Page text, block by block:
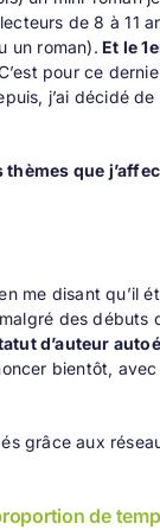
de 8 à 11
un roman). Et le 1
pour ce
j’ai décidé
que
me disant qu’il
des débuts
d’auteur
bientôt,
grâce aux
de